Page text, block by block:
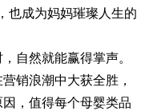
也成为妈妈璀璨人生的
然就能赢得掌声。
销浪潮中大获全胜，
，值得每个母婴类品